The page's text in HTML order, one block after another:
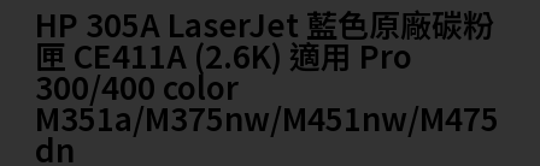
HP 305A LaserJet 藍色原廠碳粉
匣 CE411A (2.6K) 適用 Pro
300/400 color
M351a/M375nw/M451nw/M475
dn